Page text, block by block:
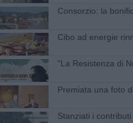
Consorzio: la
Cibo ad energie
"La Resistenza di
Premiata una foto
Stanziati i